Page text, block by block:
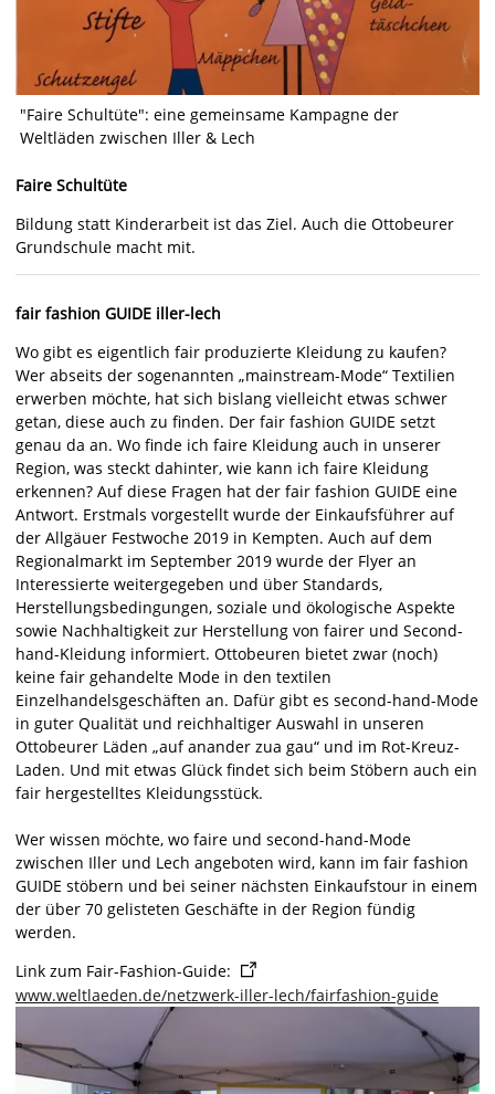
"Faire Schultüte": eine gemeinsame Kampagne der
Weltläden zwischen Iller & Lech
Faire Schultüte
Bildung statt Kinderarbeit ist das Ziel. Auch die Ottobeurer
Grundschule macht mit.
fair fashion GUIDE iller-lech
Wo gibt es eigentlich fair produzierte Kleidung zu kaufen?
Wer abseits der sogenannten „mainstream-Mode“ Textilien
erwerben möchte, hat sich bislang vielleicht etwas schwer
getan, diese auch zu finden. Der fair fashion GUIDE setzt
genau da an. Wo finde ich faire Kleidung auch in unserer
Region, was steckt dahinter, wie kann ich faire Kleidung
erkennen? Auf diese Fragen hat der fair fashion GUIDE eine
Antwort. Erstmals vorgestellt wurde der Einkaufsführer auf
der Allgäuer Festwoche 2019 in Kempten. Auch auf dem
Regionalmarkt im September 2019 wurde der Flyer an
Interessierte weitergegeben und über Standards,
Herstellungsbedingungen, soziale und ökologische Aspekte
sowie Nachhaltigkeit zur Herstellung von fairer und Second-
hand-Kleidung informiert. Ottobeuren bietet zwar (noch)
keine fair gehandelte Mode in den textilen
Einzelhandelsgeschäften an. Dafür gibt es second-hand-Mode
in guter Qualität und reichhaltiger Auswahl in unseren
Ottobeurer Läden „auf anander zua gau“ und im Rot-Kreuz-
Laden. Und mit etwas Glück findet sich beim Stöbern auch ein
fair hergestelltes Kleidungsstück.
Wer wissen möchte, wo faire und second-hand-Mode
zwischen Iller und Lech angeboten wird, kann im fair fashion
GUIDE stöbern und bei seiner nächsten Einkaufstour in einem
der über 70 gelisteten Geschäfte in der Region fündig
werden.
Link zum Fair-Fashion-Guide:
www.weltlaeden.de/netzwerk-iller-lech/fairfashion-guide